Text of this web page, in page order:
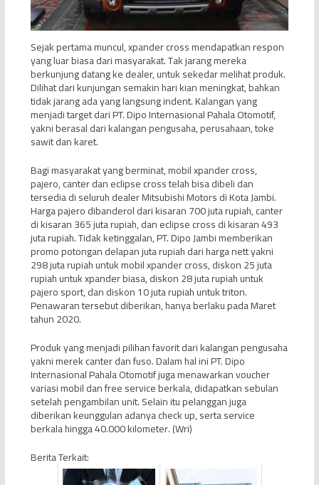
Sejak pertama muncul, xpander cross mendapatkan respon
yang luar biasa dari masyarakat. Tak jarang mereka
berkunjung datang ke dealer, untuk sekedar melihat produk.
Dilihat dari kunjungan semakin hari kian meningkat, bahkan
tidak jarang ada yang langsung indent. Kalangan yang
menjadi target dari PT. Dipo Internasional Pahala Otomotif,
yakni berasal dari kalangan pengusaha, perusahaan, toke
sawit dan karet.
Bagi masyarakat yang berminat, mobil xpander cross,
pajero, canter dan eclipse cross telah bisa dibeli dan
tersedia di seluruh dealer Mitsubishi Motors di Kota Jambi.
Harga pajero dibanderol dari kisaran 700 juta rupiah, canter
di kisaran 365 juta rupiah, dan eclipse cross di kisaran 493
juta rupiah. Tidak ketinggalan, PT. Dipo Jambi memberikan
promo potongan delapan juta rupiah dari harga nett yakni
298 juta rupiah untuk mobil xpander cross, diskon 25 juta
rupiah untuk xpander biasa, diskon 28 juta rupiah untuk
pajero sport, dan diskon 10 juta rupiah untuk triton.
Penawaran tersebut diberikan, hanya berlaku pada Maret
tahun 2020.
Produk yang menjadi pilihan favorit dari kalangan pengusaha
yakni merek canter dan fuso. Dalam hal ini PT. Dipo
Internasional Pahala Otomotif juga menawarkan voucher
variasi mobil dan free service berkala, didapatkan sebulan
setelah pengambilan unit. Selain itu pelanggan juga
diberikan keunggulan adanya check up, serta service
berkala hingga 40.000 kilometer. (Wri)
Berita Terkait: